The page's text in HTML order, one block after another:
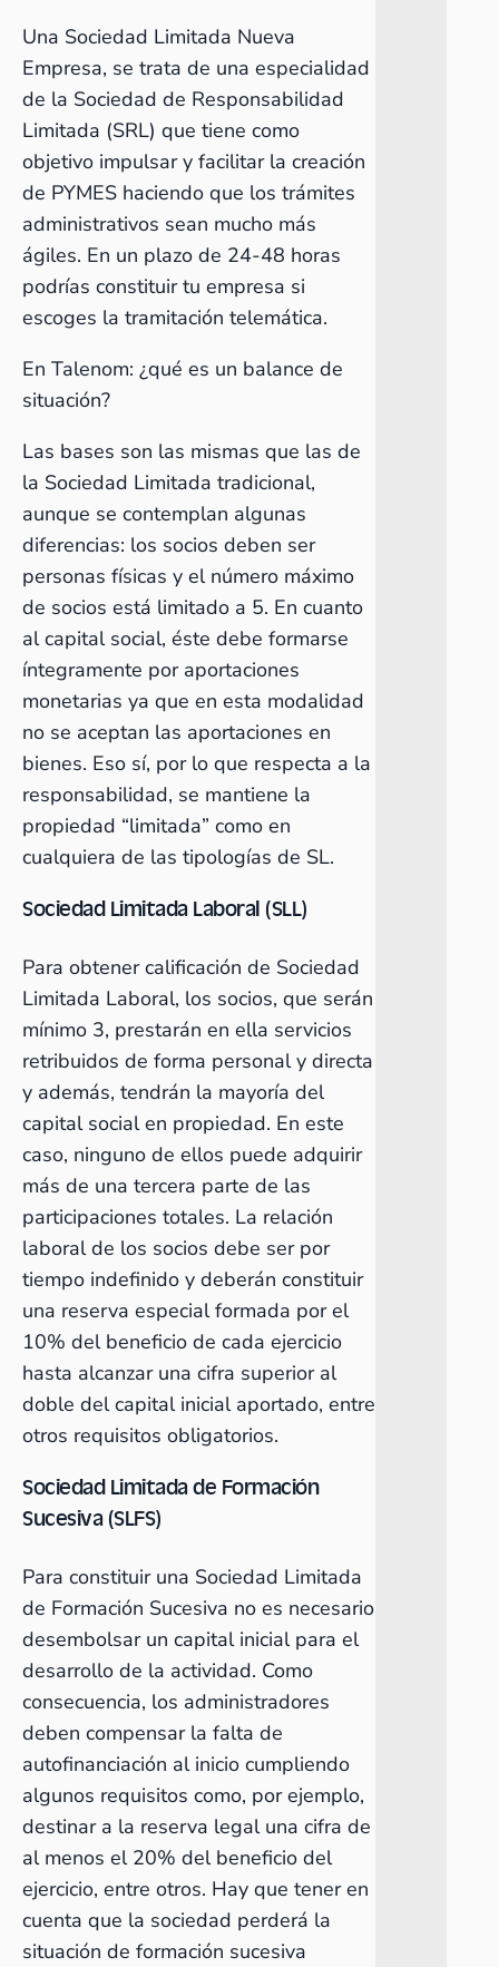
Una Sociedad Limitada Nueva
Empresa, se trata de una especialidad
de la Sociedad de Responsabilidad
Limitada (SRL) que tiene como
objetivo impulsar y facilitar la creación
de PYMES haciendo que los trámites
administrativos sean mucho más
ágiles. En un plazo de 24-48 horas
podrías constituir tu empresa si
escoges la tramitación telemática.
En Talenom: ¿qué es un balance de
situación?
Las bases son las mismas que las de
la Sociedad Limitada tradicional,
aunque se contemplan algunas
diferencias: los socios deben ser
personas físicas y el número máximo
de socios está limitado a 5. En cuanto
al capital social, éste debe formarse
íntegramente por aportaciones
monetarias ya que en esta modalidad
no se aceptan las aportaciones en
bienes. Eso sí, por lo que respecta a la
responsabilidad, se mantiene la
propiedad “limitada” como en
cualquiera de las tipologías de SL.
Sociedad Limitada Laboral (SLL)
Para obtener calificación de Sociedad
Limitada Laboral, los socios, que serán
mínimo 3, prestarán en ella servicios
retribuidos de forma personal y directa
y además, tendrán la mayoría del
capital social en propiedad. En este
caso, ninguno de ellos puede adquirir
más de una tercera parte de las
participaciones totales. La relación
laboral de los socios debe ser por
tiempo indefinido y deberán constituir
una reserva especial formada por el
10% del beneficio de cada ejercicio
hasta alcanzar una cifra superior al
doble del capital inicial aportado, entre
otros requisitos obligatorios.
Sociedad Limitada de Formación
Sucesiva (SLFS)
Para constituir una Sociedad Limitada
de Formación Sucesiva no es necesario
desembolsar un capital inicial para el
desarrollo de la actividad. Como
consecuencia, los administradores
deben compensar la falta de
autofinanciación al inicio cumpliendo
algunos requisitos como, por ejemplo,
destinar a la reserva legal una cifra de
al menos el 20% del beneficio del
ejercicio, entre otros. Hay que tener en
cuenta que la sociedad perderá la
situación de formación sucesiva